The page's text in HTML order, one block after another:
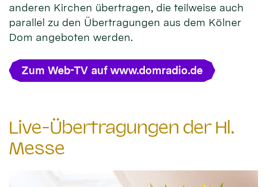
anderen Kirchen übertragen, die teilweise auch
parallel zu den Übertragungen aus dem Kölner
Dom angeboten werden.
Zum Web-TV auf www.domradio.de
Live-Übertragungen der Hl.
Messe